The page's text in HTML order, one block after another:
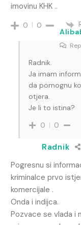
imovinu KHK ..
0 0
Radnik.
Ja imam
da pomognu
otjera.
Je li to istina?
0 0
Radnik
Pogresnu si
kriminalce prvo
komercijale .
Onda i indijca.
Pozvace se vlada i